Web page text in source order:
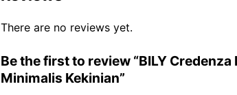
o
k
p
p
m
There are no reviews yet.
Be the first to review “BILY
Minimalis Kekinian”